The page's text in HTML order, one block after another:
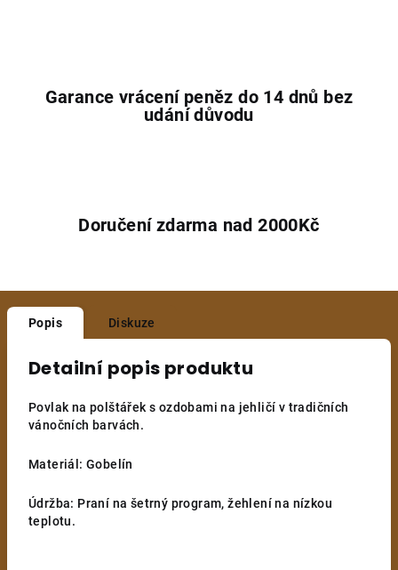
Garance vrácení peněz do 14 dnů bez
udání důvodu
Doručení zdarma nad 2000Kč
Popis Diskuze
Detailní popis produktu
Povlak na polštářek s ozdobami na jehličí v tradičních
vánočních barvách.
Materiál: Gobelín
Údržba: Praní na šetrný program, žehlení na nízkou
teplotu.